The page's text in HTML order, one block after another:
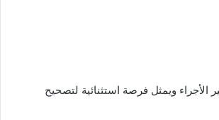
الأجراء ويمثل فرصة استثنائية لتصحيح